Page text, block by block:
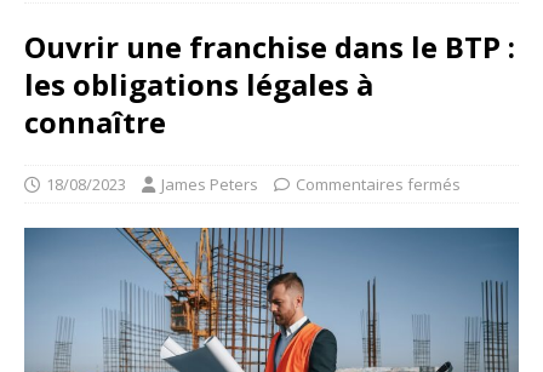
Ouvrir une franchise dans le BTP :
les obligations légales à
connaître
18/08/2023 James Peters Commentaires fermés